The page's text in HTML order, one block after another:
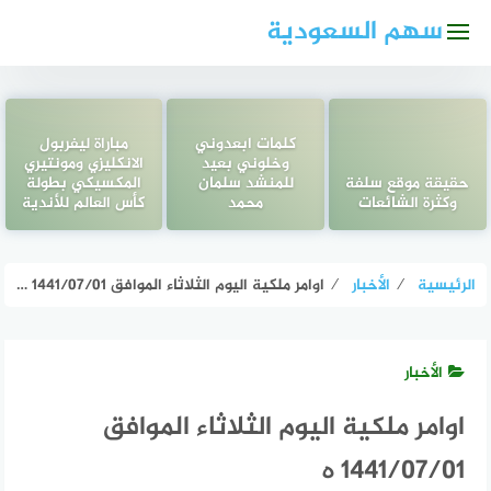
سهم السعودية
حقيقة موقع سلفة
وكثرة الشائعات
كلمات ابعدوني
وخلوني بعيد
للمنشد سلمان
محمد
مباراة ليفربول
الانكليزي ومونتيري
المكسيكي بطولة
كأس العالم للأندية
الرئيسية ⁄ الأخبار ⁄ اوامر ملكية اليوم الثلاثاء الموافق 1441/07/01 ه
الأخبار
اوامر ملكية اليوم الثلاثاء الموافق
1441/07/01 ه